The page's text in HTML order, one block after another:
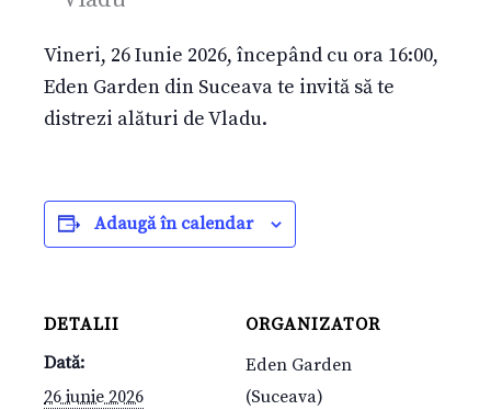
Vineri, 26 Iunie 2026, începând cu ora 16:00,
Eden Garden din Suceava te invită să te
distrezi alături de Vladu.
Adaugă în calendar
DETALII
Dată:
26 iunie 2026
ORGANIZATOR
Eden Garden
(Suceava)